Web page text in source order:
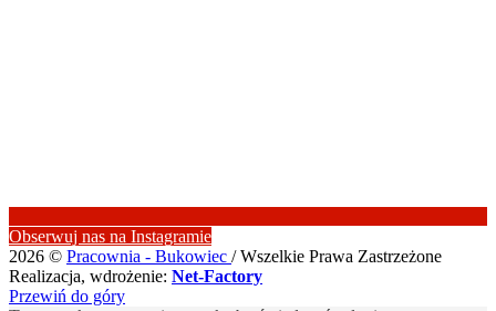
Obserwuj nas na Instagramie
2026 © Pracownia - Bukowiec / Wszelkie Prawa Zastrzeżone
Realizacja, wdrożenie: Net-Factory
Przewiń do góry